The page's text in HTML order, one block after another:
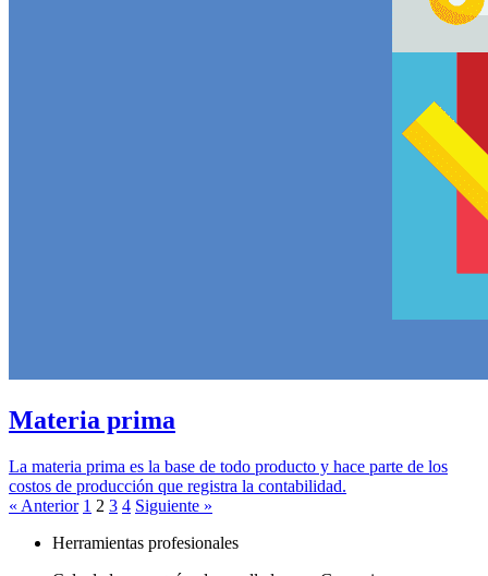
Materia prima
La materia prima es la base de todo producto y hace parte de los
costos de producción que registra la contabilidad.
« Anterior 1 2 3 4 Siguiente »
Herramientas profesionales